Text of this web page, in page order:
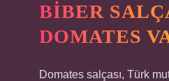
BIBER
DOMATES
Domates salçası, Türk